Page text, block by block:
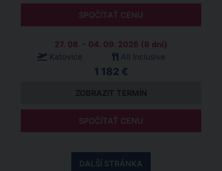
SPOČÍTAŤ CENU
27. 08. - 04. 09. 2026 (8 dní)
Katovice
All Inclusive
1 182 €
ZOBRAZIT TERMÍN
SPOČÍTAŤ CENU
DALŠÍ STRÁNKA